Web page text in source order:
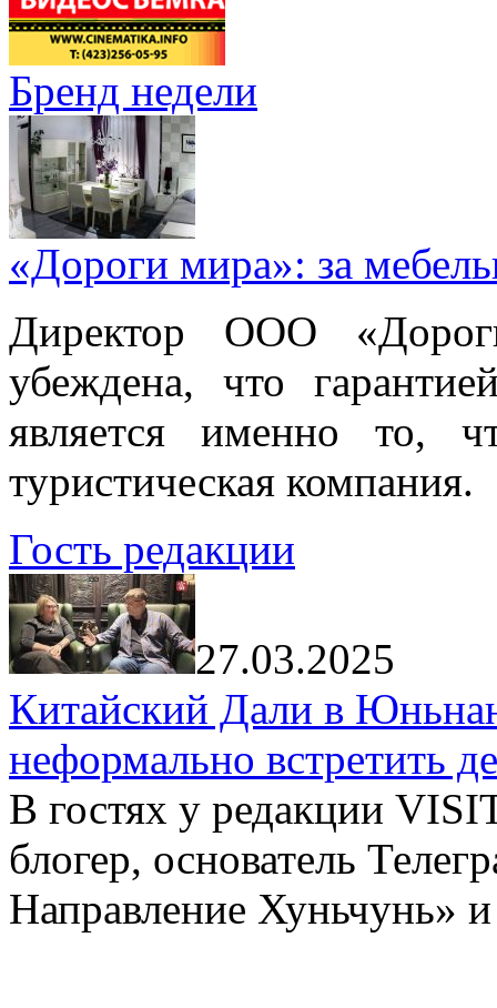
Бренд недели
«Дороги мира»: за
Директор ООО
убеждена, что
является именно то,
туристическая компания.
Гость редакции
27.03.2025
Китайский Дали в
неформально встретить
В гостях у редакции
блогер, основатель
Направление Хуньчунь»